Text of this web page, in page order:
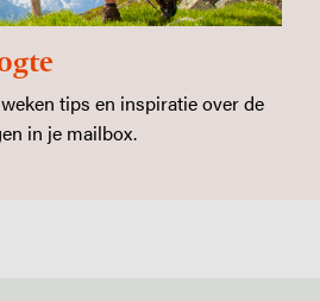
tips en inspiratie over de
in je mailbox.